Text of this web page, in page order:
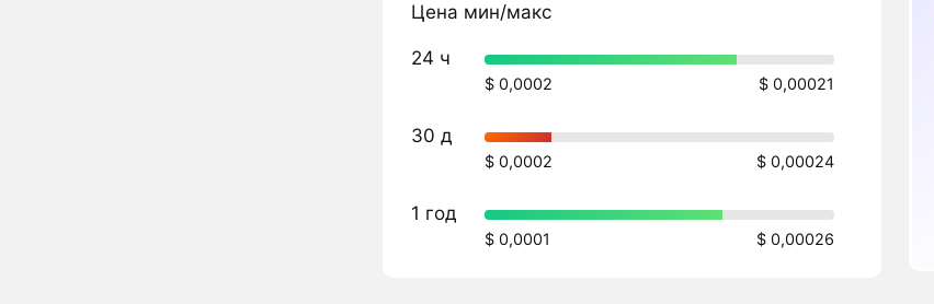
Цена мин/макс
24 ч
$ 0,0002 $ 0,00021
30 д
$ 0,0002 $ 0,00024
1 год
$ 0,0001 $ 0,00026